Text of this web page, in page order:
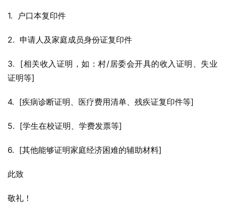
1.  户口本复印件
2.  申请人及家庭成员身份证复印件
3.  [相关收入证明，如：村/居委会开具的收入证明、失业
证明等]
4.  [疾病诊断证明、医疗费用清单、残疾证复印件等]
5.  [学生在校证明、学费发票等]
6.  [其他能够证明家庭经济困难的辅助材料]
此致
敬礼！